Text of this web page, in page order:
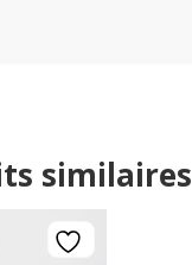
similaires